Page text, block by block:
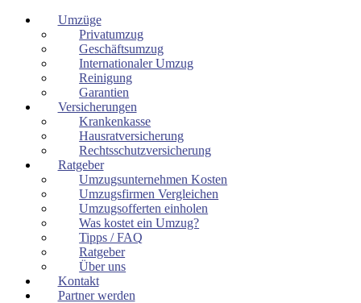
Umzüge
Privatumzug
Geschäftsumzug
Internationaler Umzug
Reinigung
Garantien
Versicherungen
Krankenkasse
Hausratversicherung
Rechtsschutzversicherung
Ratgeber
Umzugsunternehmen Kosten
Umzugsfirmen Vergleichen
Umzugsofferten einholen
Was kostet ein Umzug?
Tipps / FAQ
Ratgeber
Über uns
Kontakt
Partner werden